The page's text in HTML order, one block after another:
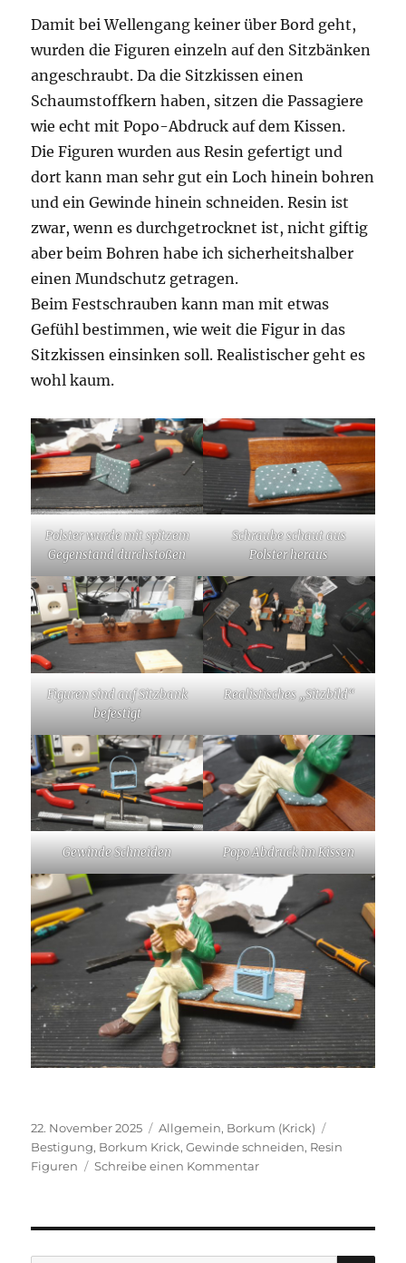
Damit bei Wellengang keiner über Bord geht,
wurden die Figuren einzeln auf den Sitzbänken
angeschraubt. Da die Sitzkissen einen
Schaumstoffkern haben, sitzen die Passagiere
wie echt mit Popo-Abdruck auf dem Kissen.
Die Figuren wurden aus Resin gefertigt und
dort kann man sehr gut ein Loch hinein bohren
und ein Gewinde hinein schneiden. Resin ist
zwar, wenn es durchgetrocknet ist, nicht giftig
aber beim Bohren habe ich sicherheitshalber
einen Mundschutz getragen.
Beim Festschrauben kann man mit etwas
Gefühl bestimmen, wie weit die Figur in das
Sitzkissen einsinken soll. Realistischer geht es
wohl kaum.
Polster wurde mit spitzem
Gegenstand durchstoßen
Schraube schaut aus
Polster heraus
Figuren sind auf Sitzbank
befestigt
Realistisches „Sitzbild“
Gewinde Schneiden Popo Abdruck im Kissen
Veröffentlicht
am
22. November 2025 Kategorien
Allgemein, Borkum (Krick)
Bestigung, Borkum Krick,Gewinde schneiden, Resin
Figuren
Schreibe einen Kommentarzu